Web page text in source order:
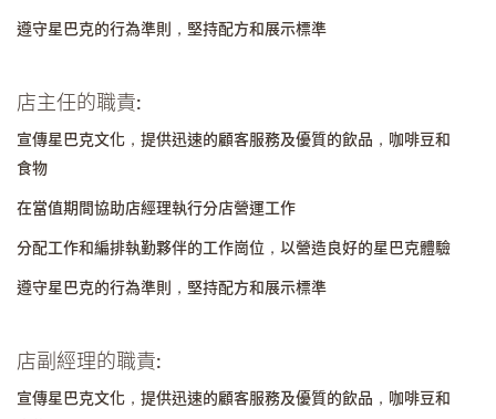
遵守星巴克的行為準則，堅持配方和展示標準
店主任的職責:
宣傳星巴克文化，提供迅速的顧客服務及優質的飲品，咖啡豆和
食物
在當值期間協助店經理執行分店營運工作
分配工作和編排執勤夥伴的工作崗位，以營造良好的星巴克體驗
遵守星巴克的行為準則，堅持配方和展示標準
店副經理的職責:
宣傳星巴克文化，提供迅速的顧客服務及優質的飲品，咖啡豆和